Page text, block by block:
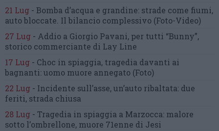
21 Lug - Bomba d’acqua e grandine: strade come fiumi,
auto bloccate. Il bilancio complessivo (Foto-Video)
27 Lug - Addio a Giorgio Pavani, per tutti “Bunny”,
storico commerciante di Lay Line
17 Lug - Choc in spiaggia, tragedia davanti ai
bagnanti:uomo muore annegato (Foto)
22 Lug - Incidente sull’asse, un’auto ribaltata: due
feriti, strada chiusa
28 Lug - Tragedia in spiaggia a Marzocca: malore
sotto l’ombrellone, muore 71enne di Jesi